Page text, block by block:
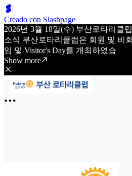
Creado con Slashpage
2026년 3월 18일(수) 부산로타리클
소식 부산로타리클럽은 회원 및 비
임 및 Visitor's Day를 개최하였습
Show more